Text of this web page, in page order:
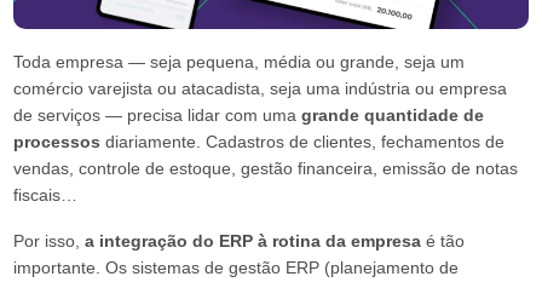
Representante
Toda empresa — seja pequena, média ou grande, seja um
comércio varejista ou atacadista, seja uma indústria ou empresa
de serviços — precisa lidar com uma grande quantidade de
processos diariamente. Cadastros de clientes, fechamentos de
vendas, controle de estoque, gestão financeira, emissão de notas
fiscais…
Por isso, a integração do ERP à rotina da empresaé tão
importante. Os sistemas de gestão ERP (planejamento de